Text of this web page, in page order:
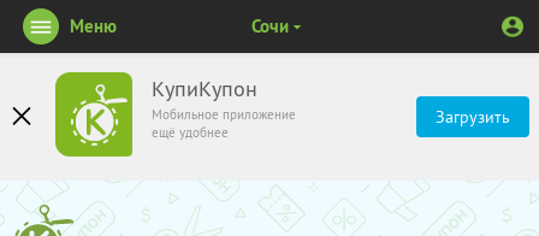
КупиКупон
Мобильное приложение
ещё удобнее
Загрузить
Меню Сочи